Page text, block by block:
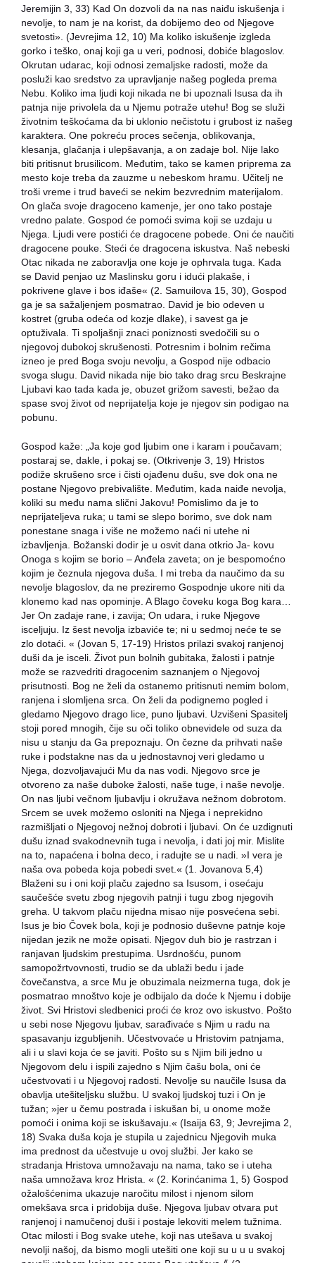
Jeremijin 3, 33) Kad On dozvoli da na nas naiđu iskušenja i
nevolje, to nam je na korist, da dobijemo deo od Njegove
svetosti». (Jevrejima 12, 10) Ma koliko iskušenje izgleda
gorko i teško, onaj koji ga u veri, podnosi, dobiće blagoslov.
Okrutan udarac, koji odnosi zemaljske radosti, može da
posluži kao sredstvo za upravljanje našeg pogleda prema
Nebu. Koliko ima ljudi koji nikada ne bi upoznali Isusa da ih
patnja nije privolela da u Njemu potraže utehu! Bog se služi
životnim teškoćama da bi uklonio nečistotu i grubost iz našeg
karaktera. One pokreću proces sečenja, oblikovanja,
klesanja, glačanja i ulepšavanja, a on zadaje bol. Nije lako
biti pritisnut brusilicom. Međutim, tako se kamen priprema za
mesto koje treba da zauzme u nebeskom hramu. Učitelj ne
troši vreme i trud baveći se nekim bezvrednim materijalom.
On glača svoje dragoceno kamenje, jer ono tako postaje
vredno palate. Gospod će pomoći svima koji se uzdaju u
Njega. Ljudi vere postići će dragocene pobede. Oni će naučiti
dragocene pouke. Steći će dragocena iskustva. Naš nebeski
Otac nikada ne zaboravlja one koje je ophrvala tuga. Kada
se David penjao uz Maslinsku goru i idući plakaše, i
pokrivene glave i bos iđaše« (2. Samuilova 15, 30), Gospod
ga je sa sažaljenjem posmatrao. David je bio odeven u
kostret (gruba odeća od kozje dlake), i savest ga je
optuživala. Ti spoljašnji znaci poniznosti svedočili su o
njegovoj dubokoj skrušenosti. Potresnim i bolnim rečima
izneo je pred Boga svoju nevolju, a Gospod nije odbacio
svoga slugu. David nikada nije bio tako drag srcu Beskrajne
Ljubavi kao tada kada je, obuzet grižom savesti, bežao da
spase svoj život od neprijatelja koje je njegov sin podigao na
pobunu.
Gospod kaže: „Ja koje god ljubim one i karam i poučavam;
postaraj se, dakle, i pokaj se. (Otkrivenje 3, 19) Hristos
podiže skrušeno srce i čisti ojađenu dušu, sve dok ona ne
postane Njegovo prebivalište. Međutim, kada naiđe nevolja,
koliki su među nama slični Jakovu! Pomislimo da je to
neprijateljeva ruka; u tami se slepo borimo, sve dok nam
ponestane snaga i više ne možemo naći ni utehe ni
izbavljenja. Božanski dodir je u osvit dana otkrio Ja- kovu
Onoga s kojim se borio – Anđela zaveta; on je bespomoćno
kojim je čeznula njegova duša. I mi treba da naučimo da su
nevolje blagoslov, da ne preziremo Gospodnje ukore niti da
klonemo kad nas opominje. A Blago čoveku koga Bog kara…
Jer On zadaje rane, i zavija; On udara, i ruke Njegove
isceljuju. Iz šest nevolja izbaviće te; ni u sedmoj neće te se
zlo dotaći. « (Jovan 5, 17-19) Hristos prilazi svakoj ranjenoj
duši da je isceli. Život pun bolnih gubitaka, žalosti i patnje
može se razvedriti dragocenim saznanjem o Njegovoj
prisutnosti. Bog ne želi da ostanemo pritisnuti nemim bolom,
ranjena i slomljena srca. On želi da podignemo pogled i
gledamo Njegovo drago lice, puno ljubavi. Uzvišeni Spasitelj
stoji pored mnogih, čije su oči toliko obnevidele od suza da
nisu u stanju da Ga prepoznaju. On čezne da prihvati naše
ruke i podstakne nas da u jednostavnoj veri gledamo u
Njega, dozvoljavajući Mu da nas vodi. Njegovo srce je
otvoreno za naše duboke žalosti, naše tuge, i naše nevolje.
On nas ljubi večnom ljubavlju i okružava nežnom dobrotom.
Srcem se uvek možemo osloniti na Njega i neprekidno
razmišljati o Njegovoj nežnoj dobroti i ljubavi. On će uzdignuti
dušu iznad svakodnevnih tuga i nevolja, i dati joj mir. Mislite
na to, napaćena i bolna deco, i radujte se u nadi. »I vera je
naša ova pobeda koja pobedi svet.« (1. Jovanova 5,4)
Blaženi su i oni koji plaču zajedno sa Isusom, i osećaju
saučešće svetu zbog njegovih patnji i tugu zbog njegovih
greha. U takvom plaču nijedna misao nije posvećena sebi.
Isus je bio Čovek bola, koji je podnosio duševne patnje koje
nijedan jezik ne može opisati. Njegov duh bio je rastrzan i
ranjavan ljudskim prestupima. Usrdnošću, punom
samopožrtvovnosti, trudio se da ublaži bedu i jade
čovečanstva, a srce Mu je obuzimala neizmerna tuga, dok je
posmatrao mnoštvo koje je odbijalo da doće k Njemu i dobije
život. Svi Hristovi sledbenici proći će kroz ovo iskustvo. Pošto
u sebi nose Njegovu ljubav, sarađivaće s Njim u radu na
spasavanju izgubljenih. Učestvovaće u Hristovim patnjama,
ali i u slavi koja će se javiti. Pošto su s Njim bili jedno u
Njegovom delu i ispili zajedno s Njim čašu bola, oni će
učestvovati i u Njegovoj radosti. Nevolje su naučile Isusa da
obavlja utešiteljsku službu. U svakoj ljudskoj tuzi i On je
tužan; »jer u čemu postrada i iskušan bi, u onome može
pomoći i onima koji se iskušavaju.« (Isaija 63, 9; Jevrejima 2,
18) Svaka duša koja je stupila u zajednicu Njegovih muka
ima prednost da učestvuje u ovoj službi. Jer kako se
stradanja Hristova umnožavaju na nama, tako se i uteha
naša umnožava kroz Hrista. « (2. Korinćanima 1, 5) Gospod
ožalošćenima ukazuje naročitu milost i njenom silom
omekšava srca i pridobija duše. Njegova ljubav otvara put
ranjenoj i namučenoj duši i postaje lekoviti melem tužnima.
Otac milosti i Bog svake utehe, koji nas utešava u svakoj
nevolji našoj, da bismo mogli utešiti one koji su u u u svakoj